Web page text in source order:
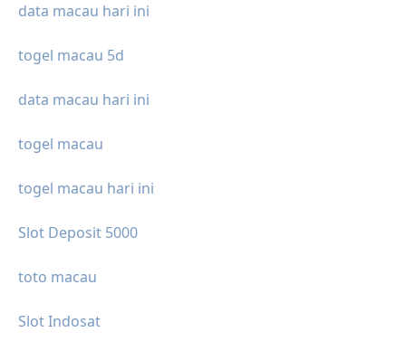
data macau hari ini
togel macau 5d
data macau hari ini
togel macau
togel macau hari ini
Slot Deposit 5000
toto macau
Slot Indosat